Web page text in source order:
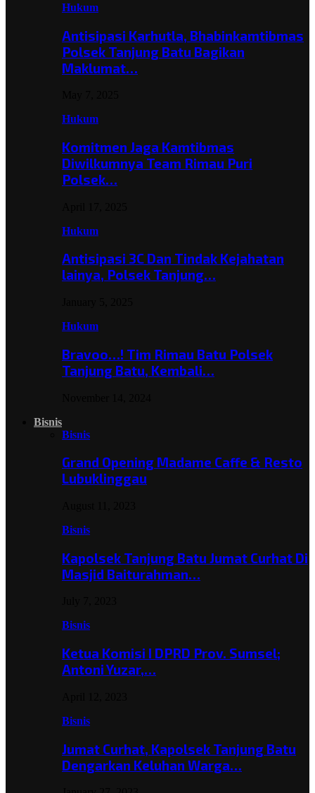
Hukum
Antisipasi Karhutla, Bhabinkamtibmas
Polsek Tanjung Batu Bagikan
Maklumat…
Hukum
Komitmen Jaga Kamtibmas
Diwilkumnya Team Rimau Puri
Polsek…
Hukum
Antisipasi 3C Dan Tindak Kejahatan
lainya, Polsek Tanjung…
Hukum
Bravoo…! Tim Rimau Batu Polsek
Tanjung Batu, Kembali…
Bisnis
Bisnis
Grand Opening Madame Caffe & Resto
Lubuklinggau
Bisnis
Kapolsek Tanjung Batu Jumat Curhat Di
Masjid Baiturahman…
Bisnis
Ketua Komisi I DPRD Prov. Sumsel;
Antoni Yuzar,…
Bisnis
Jumat Curhat, Kapolsek Tanjung Batu
Dengarkan Keluhan Warga…